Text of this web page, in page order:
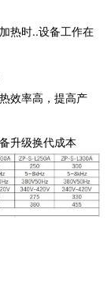
热时..设备工作在
效率高，提高产
升级换代成本